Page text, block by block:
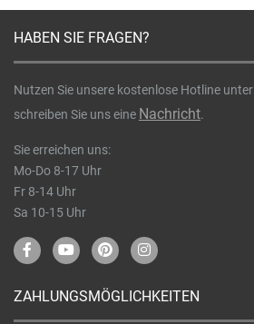
HABEN SIE FRAGEN?
Nutzen Sie unsere kostenlose Hotline unter
schreiben Sie uns eine Nachricht.
Sie erreichen uns:
Mo-Do 8-17 Uhr
Fr 8-14 Uhr
Sa 10-15 Uhr
ZAHLUNGSMÖGLICHKEITEN